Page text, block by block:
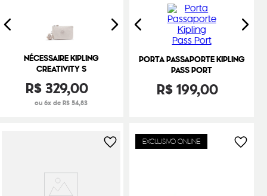
NÉCESSAIRE KIPLING
CREATIVITY S
R$329,00
ou 6x de R$ 54,83
PORTA PASSAPORTE KIPLING
PASS PORT
R$199,00
EXCLUSIVO ONLINE